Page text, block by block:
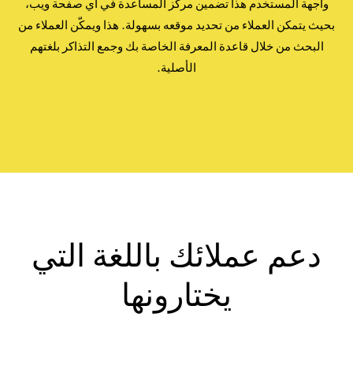
واجهة المستخدم هذا تضمين مركز المساعدة في أي صفحة ويب،
بحيث يتمكن العملاء من تحديد موقعه بسهولة. هذا ويمكّن العملاء من
البحث من خلال قاعدة المعرفة الخاصة بك وجمع التذاكر بلغتهم
الأصلية.
دعم عملائك باللغة التي
يختارونها